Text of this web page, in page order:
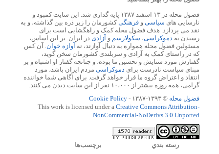
فضول محله در ۱۳ اسفند ۱۳۸۷ پایه گذاری شد. این سایت کمبود و
نارسایی های سیاسی و فرهنگی کشورمان را زیر ذره بین گذاشته، و به
نقد می پردازد. هدف فضول محله کمک و راهگشایی است برای
رسیدن به دموکراسی، سکولارسم و آزادی در ایران. بر این اساس،
مسئولین فضول محله همواره به دنبال آوازند، نه آوازه خوان . آن کس
که در راستای کمک به آزادی و سربلندی کشورمان سخن گوید،
گفتارش مورد ستایش و تحسین ما بوده، و چنانچه گفتار او اشتباه و بر
مبنای سیاست نادرست برای دموکراسی مردم ایران باشد، مورد
انتقاد و اعتراض گروه ما قرار خواهد گرفت. برای آگاهی شما خواننده
گرامی، همه روزه بیشتر از ۱۰،۰۰۰ نفر از این سایت دیدن می کنند.
فضول محله © ۱۳۹۳-۱۳۸۷ -
Cookie Policy
This work is licensed under a Creative Commons Attribution-
NonCommercial-NoDerivs 3.0 Unported
رسته بندي برچسب‌ها